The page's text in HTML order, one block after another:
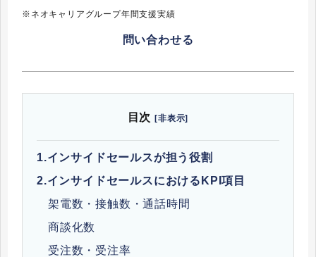
※ネオキャリアグループ年間支援実績
問い合わせる
目次 [非表示]
1.インサイドセールスが担う役割
2.インサイドセールスにおけるKPI項目
架電数・接触数・通話時間
商談化数
受注数・受注率